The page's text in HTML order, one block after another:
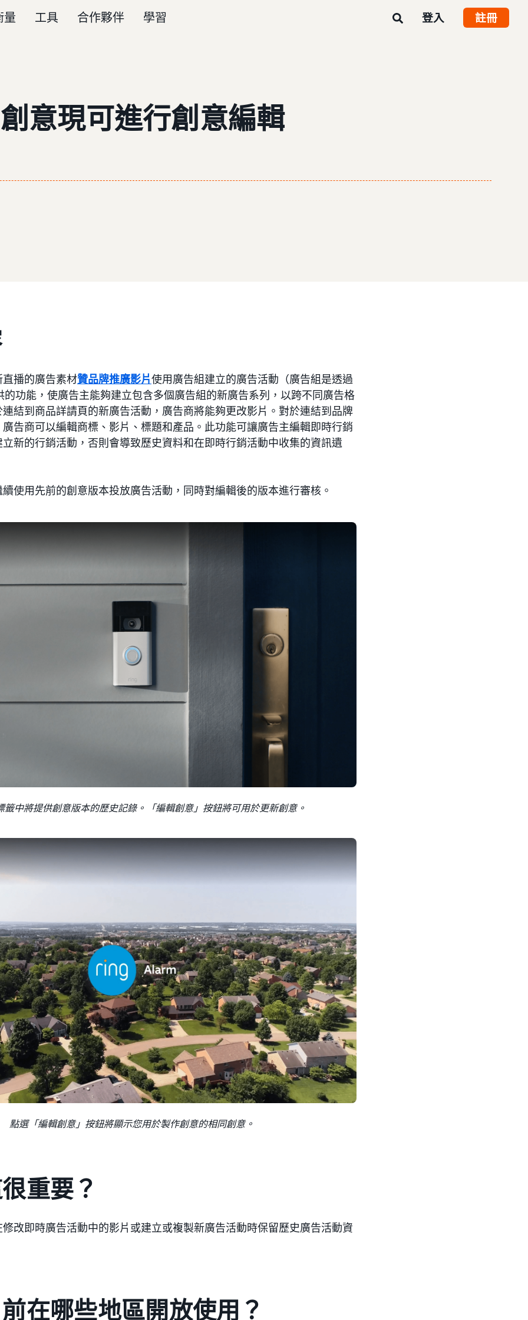
量 工具 合作夥伴 學習 登入 註冊
意現可進行創意編輯
播的廣告素材贊品牌推廣影片使用廣告組建立的廣告活動（廣告組是透過
的功能，使廣告主能夠建立包含多個廣告組的新廣告系列，以跨不同廣告格
結到商品詳請頁的新廣告活動，廣告商將能夠更改影片。對於連結到品牌
廣告商可以編輯商標、影片、標題和產品。此功能可讓廣告主編輯即時行銷
新的行銷活動，否則會導致歷史資料和在即時行銷活動中收集的資訊遺
使用先前的創意版本投放廣告活動，同時對編輯後的版本進行審核。
籤中將提供創意版本的歷史記錄。「編輯創意」按鈕將可用於更新創意。
點選「編輯創意」按鈕將顯示您用於製作創意的相同創意。
重要？
改即時廣告活動中的影片或建立或複製新廣告活動時保留歷史廣告活動資
在哪些地區開放使用？